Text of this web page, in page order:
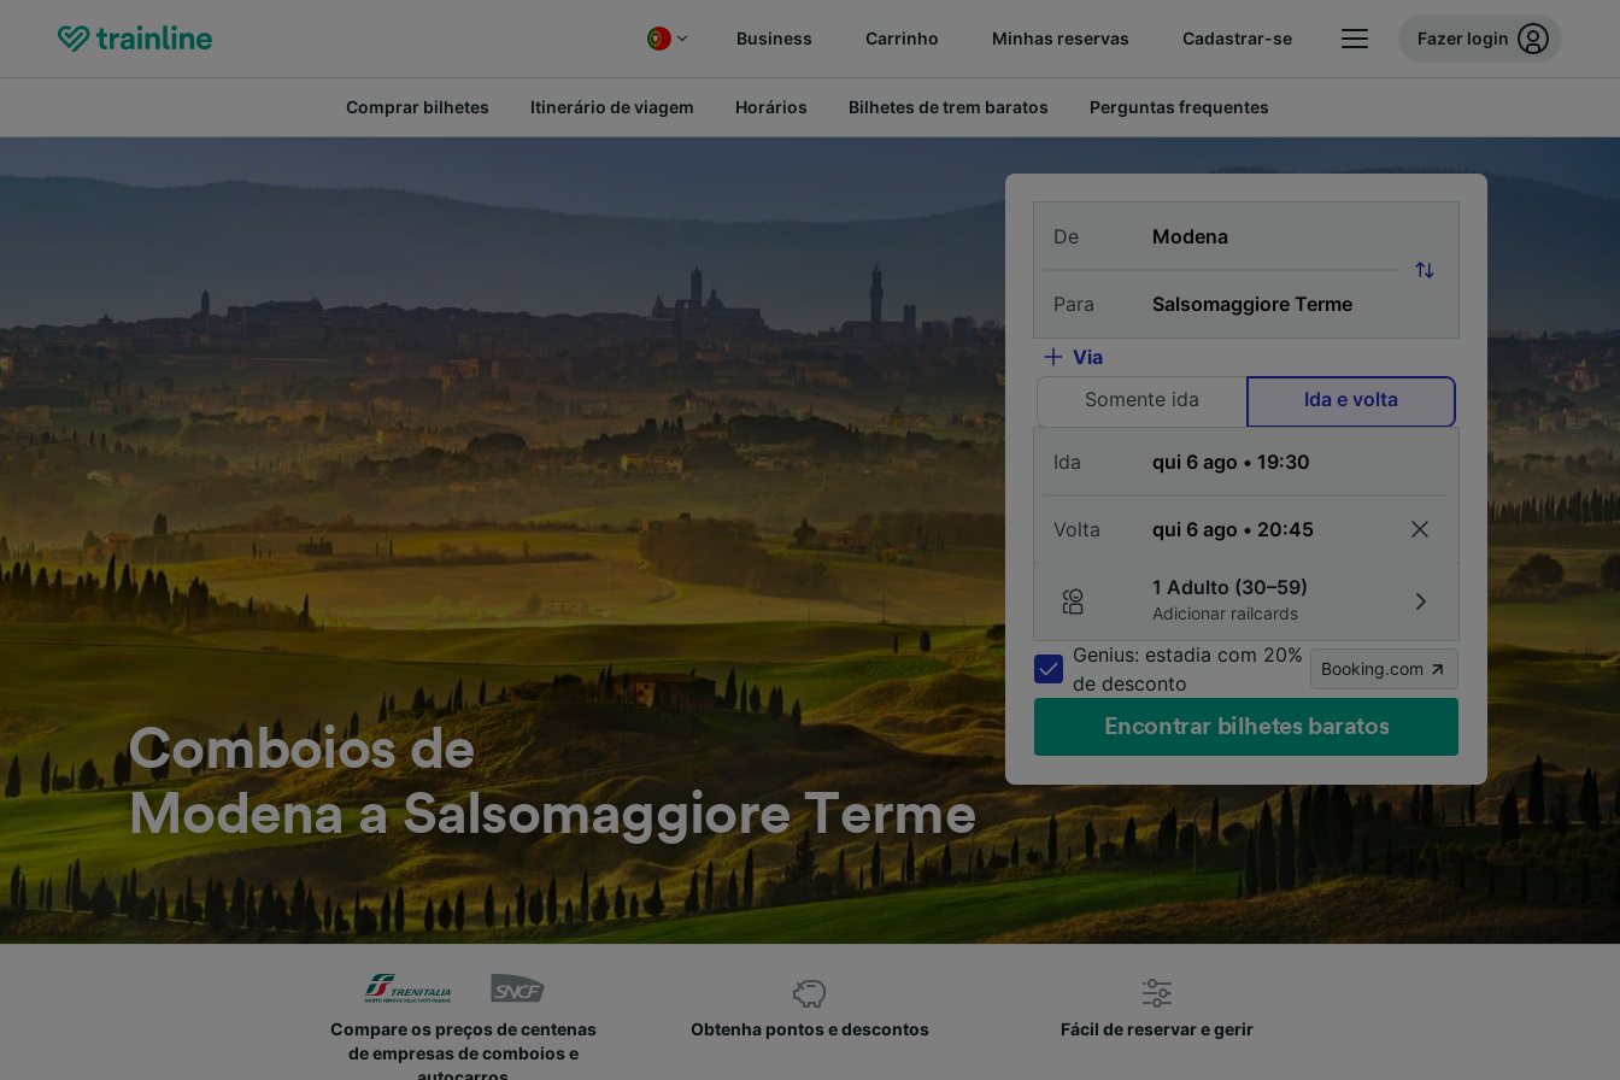
Business Carrinho Minhas reservas Cadastrar-se Fazer login
Comprar bilhetes Itinerário de viagem Horários Bilhetes de trem baratos Perguntas frequentes
Comboios de
Modena a Salsomaggiore Terme
De
Para
Via
Somente ida
Ida e volta
Ida
Volta
1 Adulto (30–59)
Adicionar railcards
Genius: estadia com 20%
de desconto
Booking.com
Encontrar bilhetes baratos
Compare os preços de centenas
de empresas de comboios e
Obtenha pontos e descontos Fácil de reservar e gerir